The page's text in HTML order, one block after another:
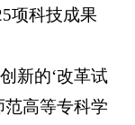
项科技成果
新的‘改革试
范高等专科学